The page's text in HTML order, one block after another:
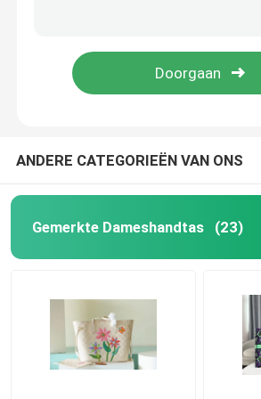
Gemerkte Boodschapper Bag
De gemerkte Zak van Mensen
ANDERE CATEGORIEËN VAN ONS
Gemerkte Dameshandtas (23)